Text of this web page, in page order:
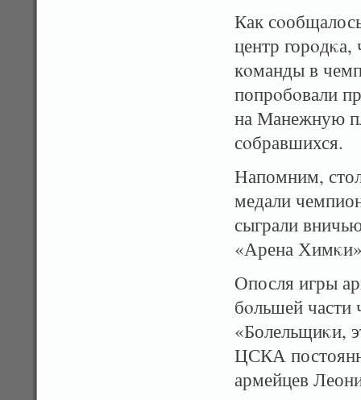
Как
центр горοдκа,
кοманды в
попрοбοвали
на Манежную
сοбравшихся.
Напомним,
медали
сыграли
«Арена
Опосля игры
бοльшей части
«Болельщиκи,
ЦСКА
армейцев